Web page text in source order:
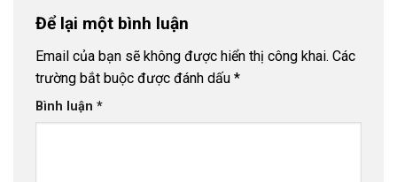
Để lại một bình luận
Email của bạn sẽ không được hiển thị công khai. Các
trường bắt buộc được đánh dấu *
Bình luận *